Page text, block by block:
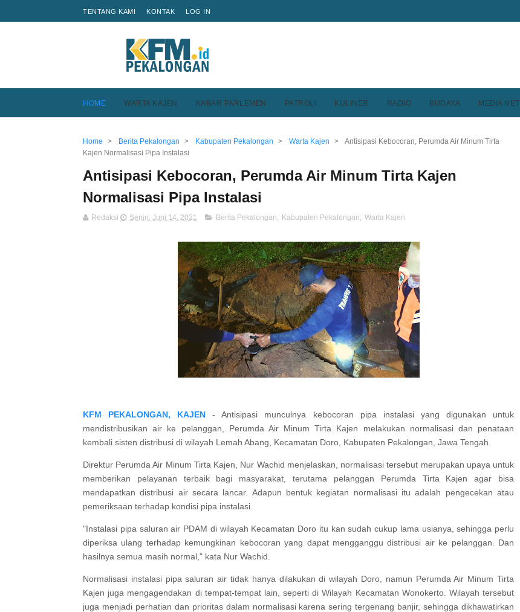
TENTANG KAMI KONTAK LOG IN
HOME WARTA KAJEN KABAR PARLEMEN PATROLI KULINER RADIO BUDAYA MEDIA NET
Home > Berita Pekalongan > Kabupaten Pekalongan > Warta Kajen >
Antisipasi Kebocoran, Perumda Air Minum Tirta
Kajen Normalisasi Pipa Instalasi
Antisipasi Kebocoran, Perumda Air Minum Tirta Kajen
Normalisasi Pipa Instalasi
Redaksi Senin, Juni 14, 2021 Berita Pekalongan, Kabupaten Pekalongan, Warta Kajen
KFM PEKALONGAN, KAJEN - Antisipasi munculnya kebocoran pipa instalasi yang digunakan untuk
mendistribusikan air ke pelanggan, Perumda Air Minum Tirta Kajen melakukan normalisasi dan penataan
kembali sisten distribusi di wilayah Lemah Abang, Kecamatan Doro, Kabupaten Pekalongan, Jawa Tengah.
Direktur Perumda Air Minum Tirta Kajen, Nur Wachid menjelaskan, normalisasi tersebut merupakan upaya untuk
memberikan pelayanan terbaik bagi masyarakat, terutama pelanggan Perumda Tirta Kajen agar bisa
mendapatkan distribusi air secara lancar. Adapun bentuk kegiatan normalisasi itu adalah pengecekan atau
pemeriksaan terhadap kondisi pipa instalasi.
"Instalasi pipa saluran air PDAM di wilayah Kecamatan Doro itu kan sudah cukup lama usianya, sehingga perlu
diperiksa ulang terhadap kemungkinan kebocoran yang dapat mengganggu distribusi air ke pelanggan. Dan
hasilnya semua masih normal," kata Nur Wachid.
Normalisasi instalasi pipa saluran air tidak hanya dilakukan di wilayah Doro, namun Perumda Air Minum Tirta
Kajen juga mengagendakan di tempat-tempat lain, seperti di Wilayah Kecamatan Wonokerto. Wilayah tersebut
juga menjadi perhatian dan prioritas dalam normalisasi karena sering tergenang banjir, sehingga dikhawatirkan